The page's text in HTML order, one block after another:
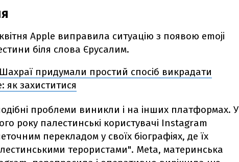
Apple виправила ситуацію з появою emoji
біля слова Єрусалим.
Шахраї придумали простий спосіб викрадати
як захиститися
проблеми виникли і на інших платформах. У
року палестинські користувачі Instagram
перекладом у своїх біографіях, де їх
терористами". Meta, материнська